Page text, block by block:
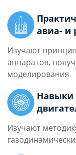
авиа- и
Изучают
аппаратов,
моделирования
Навыки
Изучают